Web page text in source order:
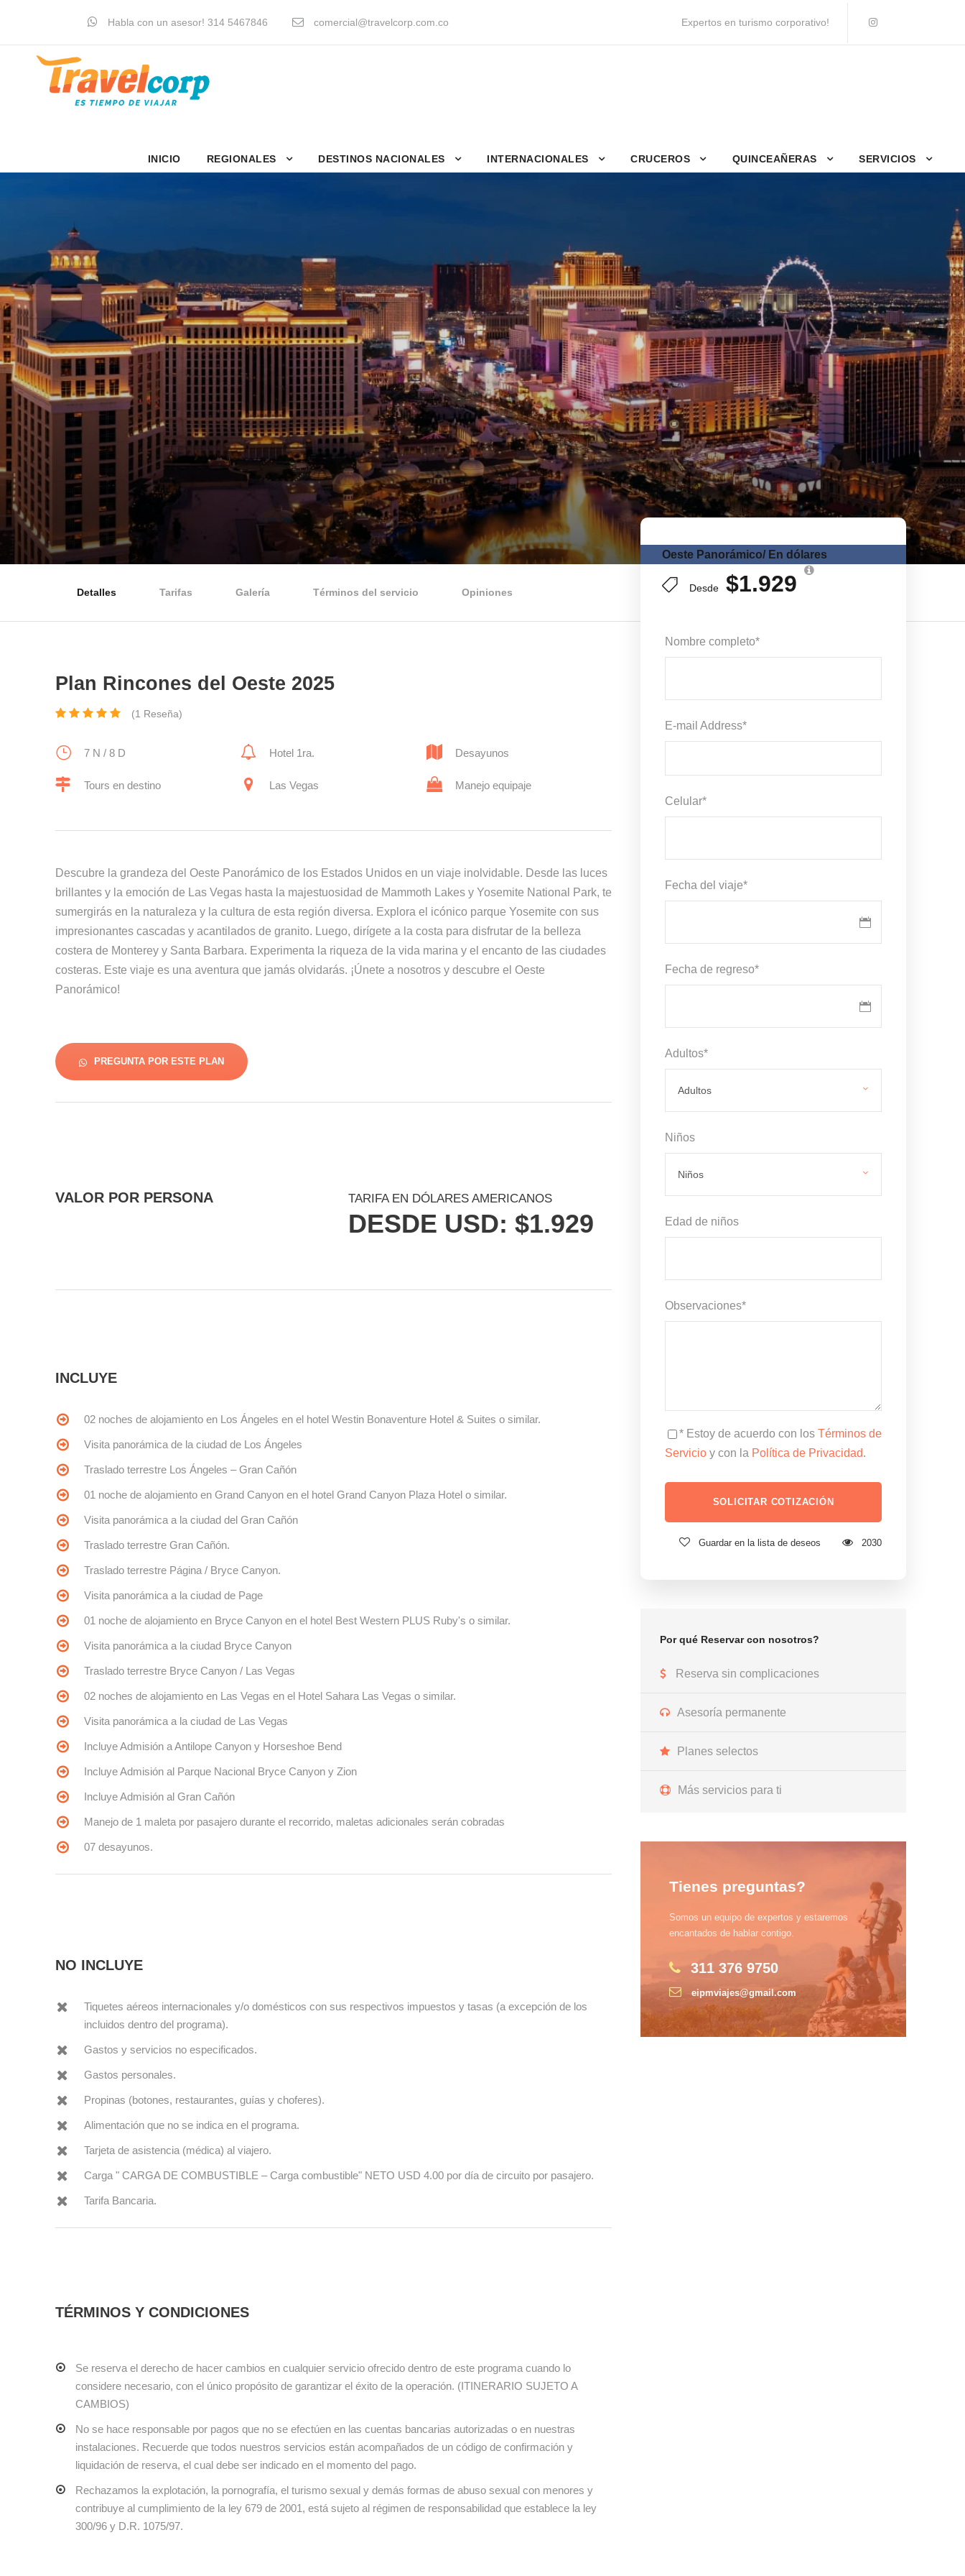
Habla con un asesor! 314 5467846 comercial@travelcorp.com.co Expertos en turismo corporativo!
INICIO REGIONALES DESTINOS NACIONALES INTERNACIONALES CRUCEROS QUINCEAÑERAS SERVICIOS
Oeste Panorámico/ En dólares
Desde $1.929
Nombre completo*
E-mail Address*
Celular*
Fecha del viaje*
Fecha de regreso*
Adultos*
Niños
Edad de niños
Observaciones*
* Estoy de acuerdo con los Términos de
Servicio y con la Política de Privacidad.
Guardar en la lista de deseos 2030
Por qué Reservar con nosotros?
Reserva sin complicaciones
Asesoría permanente
Planes selectos
Más servicios para ti
Tienes preguntas?
Somos un equipo de expertos y estaremos
encantados de hablar contigo.
311 376 9750
eipmviajes@gmail.com
Detalles Tarifas Galería Términos del servicio Opiniones
Plan Rincones del Oeste 2025
(1 Reseña)
7 N / 8 D Hotel 1ra. Desayunos
Tours en destino Las Vegas Manejo equipaje
Descubre la grandeza del Oeste Panorámico de los Estados Unidos en un viaje inolvidable. Desde las luces
brillantes y la emoción de Las Vegas hasta la majestuosidad de Mammoth Lakes y Yosemite National Park, te
sumergirás en la naturaleza y la cultura de esta región diversa. Explora el icónico parque Yosemite con sus
impresionantes cascadas y acantilados de granito. Luego, dirígete a la costa para disfrutar de la belleza
costera de Monterey y Santa Barbara. Experimenta la riqueza de la vida marina y el encanto de las ciudades
costeras. Este viaje es una aventura que jamás olvidarás. ¡Únete a nosotros y descubre el Oeste
Panorámico!
PREGUNTA POR ESTE PLAN
VALOR POR PERSONA TARIFA EN DÓLARES AMERICANOS
DESDE USD: $1.929
INCLUYE
02 noches de alojamiento en Los Ángeles en el hotel Westin Bonaventure Hotel & Suites o similar.
Visita panorámica de la ciudad de Los Ángeles
Traslado terrestre Los Ángeles – Gran Cañón
01 noche de alojamiento en Grand Canyon en el hotel Grand Canyon Plaza Hotel o similar.
Visita panorámica a la ciudad del Gran Cañón
Traslado terrestre Gran Cañón.
Traslado terrestre Página / Bryce Canyon.
Visita panorámica a la ciudad de Page
01 noche de alojamiento en Bryce Canyon en el hotel Best Western PLUS Ruby's o similar.
Visita panorámica a la ciudad Bryce Canyon
Traslado terrestre Bryce Canyon / Las Vegas
02 noches de alojamiento en Las Vegas en el Hotel Sahara Las Vegas o similar.
Visita panorámica a la ciudad de Las Vegas
Incluye Admisión a Antilope Canyon y Horseshoe Bend
Incluye Admisión al Parque Nacional Bryce Canyon y Zion
Incluye Admisión al Gran Cañón
Manejo de 1 maleta por pasajero durante el recorrido, maletas adicionales serán cobradas
07 desayunos.
NO INCLUYE
Tiquetes aéreos internacionales y/o domésticos con sus respectivos impuestos y tasas (a excepción de los
incluidos dentro del programa).
Gastos y servicios no especificados.
Gastos personales.
Propinas (botones, restaurantes, guías y choferes).
Alimentación que no se indica en el programa.
Tarjeta de asistencia (médica) al viajero.
Carga " CARGA DE COMBUSTIBLE – Carga combustible" NETO USD 4.00 por día de circuito por pasajero.
Tarifa Bancaria.
TÉRMINOS Y CONDICIONES
Se reserva el derecho de hacer cambios en cualquier servicio ofrecido dentro de este programa cuando lo
considere necesario, con el único propósito de garantizar el éxito de la operación. (ITINERARIO SUJETO A
CAMBIOS)
No se hace responsable por pagos que no se efectúen en las cuentas bancarias autorizadas o en nuestras
instalaciones. Recuerde que todos nuestros servicios están acompañados de un código de confirmación y
liquidación de reserva, el cual debe ser indicado en el momento del pago.
Rechazamos la explotación, la pornografía, el turismo sexual y demás formas de abuso sexual con menores y
contribuye al cumplimiento de la ley 679 de 2001, está sujeto al régimen de responsabilidad que establece la ley
300/96 y D.R. 1075/97.